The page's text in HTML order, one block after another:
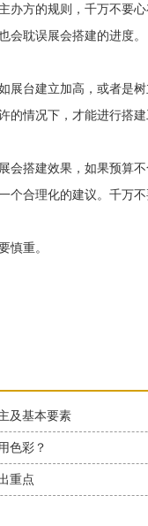
办方的规则，千万不要
会耽误展会搭建的进度。
台建立加高，或者是树
情况下，才能进行搭建
搭建效果，如果预算不
个合理化的建议。千万
慎重。
及基本要素
色彩？
重点